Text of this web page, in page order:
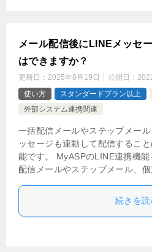
メール配信後にLINEメッセ
はできますか？
更新日： 2025年8月19日 公開日：
使い方
スタンダードプラン以上
外部システム連携関連
一括配信メールやステップメー
ッセージも連動して配信するこ
能です。 MyASPのLINE連携機
配信メールやステップメール、
続きを